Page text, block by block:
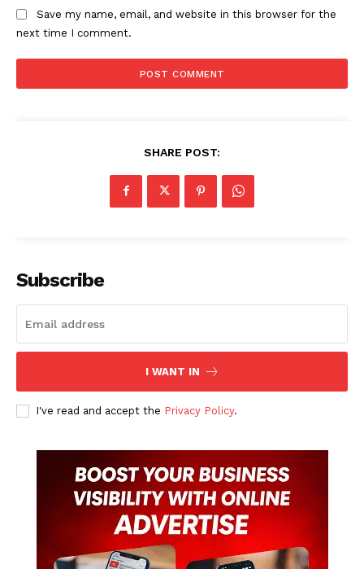
Save my name, email, and website in this browser for the
next time I comment.
SHARE POST:
Subscribe
I WANT IN
I've read and accept the Privacy Policy.